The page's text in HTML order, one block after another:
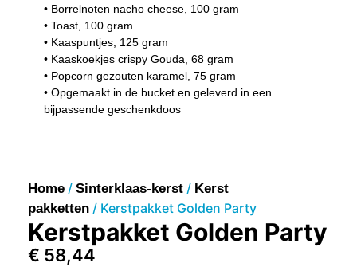
• Borrelnoten nacho cheese, 100 gram
• Toast, 100 gram
• Kaaspuntjes, 125 gram
• Kaaskoekjes crispy Gouda, 68 gram
• Popcorn gezouten karamel, 75 gram
• Opgemaakt in de bucket en geleverd in een
bijpassende geschenkdoos
Home / Sinterklaas-kerst / Kerst
pakketten / Kerstpakket Golden Party
Kerstpakket Golden Party
€ 58,44